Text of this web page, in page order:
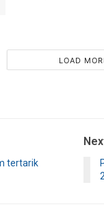
LOAD
tertarik